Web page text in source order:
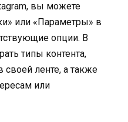
вы можете
или «Параметры» в
опции. В
типы контента,
своей ленте, а также
или